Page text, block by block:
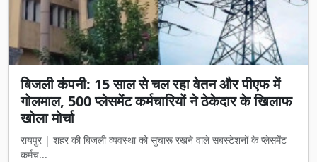
बिजली कंपनी: 15 साल से चल रहा वेतन और पीएफ में
गोलमाल, 500 प्लेसमेंट कर्मचारियों ने ठेकेदार के खिलाफ
खोला मोर्चा
रायपुर | शहर की बिजली व्यवस्था को सुचारू रखने वाले सबस्टेशनों के प्लेसमेंट
कर्मच...